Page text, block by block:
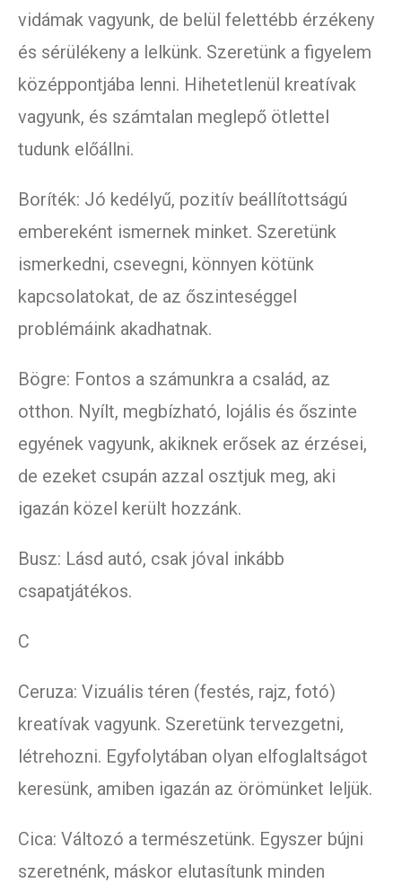
vidámak vagyunk, de belül felettébb érzékeny
és sérülékeny a lelkünk. Szeretünk a figyelem
középpontjába lenni. Hihetetlenül kreatívak
vagyunk, és számtalan meglepő ötlettel
tudunk előállni.
Boríték: Jó kedélyű, pozitív beállítottságú
embereként ismernek minket. Szeretünk
ismerkedni, csevegni, könnyen kötünk
kapcsolatokat, de az őszinteséggel
problémáink akadhatnak.
Bögre: Fontos a számunkra a család, az
otthon. Nyílt, megbízható, lojális és őszinte
egyének vagyunk, akiknek erősek az érzései,
de ezeket csupán azzal osztjuk meg, aki
igazán közel került hozzánk.
Busz: Lásd autó, csak jóval inkább
csapatjátékos.
C
Ceruza: Vizuális téren (festés, rajz, fotó)
kreatívak vagyunk. Szeretünk tervezgetni,
létrehozni. Egyfolytában olyan elfoglaltságot
keresünk, amiben igazán az örömünket leljük.
Cica: Változó a természetünk. Egyszer bújni
szeretnénk, máskor elutasítunk minden